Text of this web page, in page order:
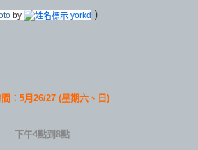
by yorkd )
：5月26/27 (星期六、日)
下午4點到8點